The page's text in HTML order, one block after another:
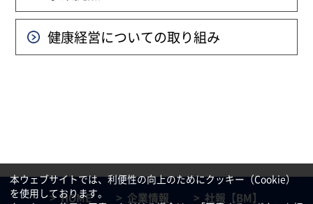
健康経営についての取り組み
HOME 企業情報 社報【BM】
本ウェブサイトでは、利便性の向上のためにクッキー（Cookie）
を使用しております。